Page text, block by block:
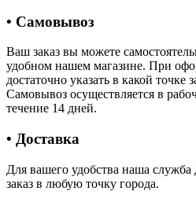
• Самовывоз
Ваш заказ вы можете
удобном нашем магазине. При
достаточно указать в какой точке
Самовывоз осуществляется в
течение 14 дней.
• Доставка
Для вашего удобства наша служба
заказ в любую точку города.